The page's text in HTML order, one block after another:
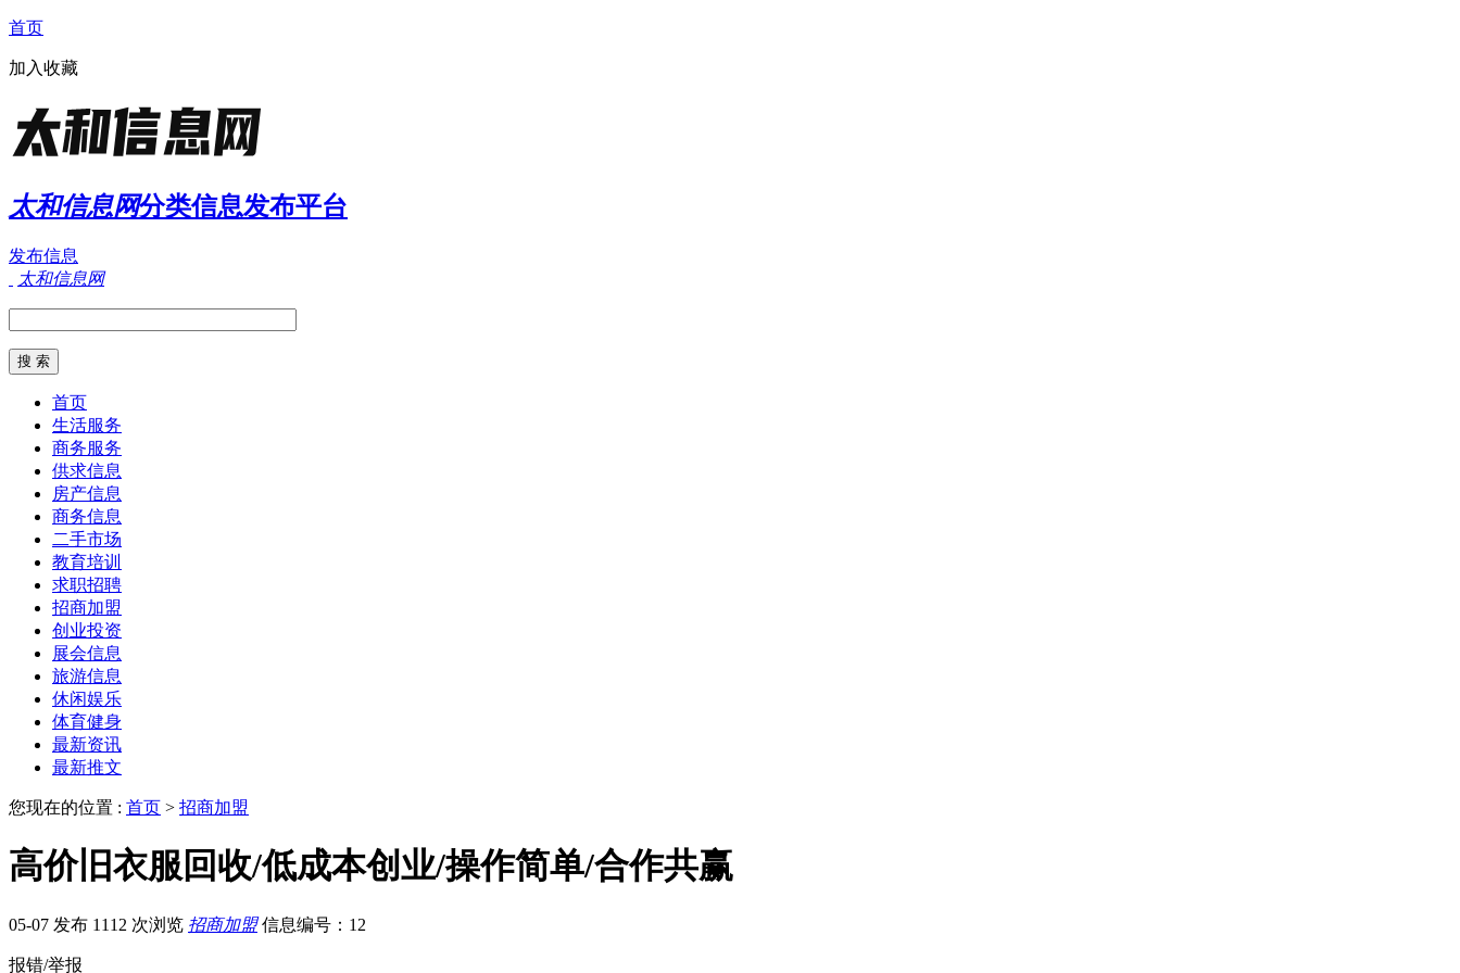
首页
加入收藏
太和信息网分类信息发布平台
发布信息
太和信息网
首页
生活服务
商务服务
供求信息
房产信息
商务信息
二手市场
教育培训
求职招聘
招商加盟
创业投资
展会信息
旅游信息
休闲娱乐
体育健身
最新资讯
最新推文
您现在的位置 : 首页 > 招商加盟
高价旧衣服回收/低成本创业/操作简单/合作共赢
05-07 发布 1112 次浏览 招商加盟 信息编号：12
报错/举报